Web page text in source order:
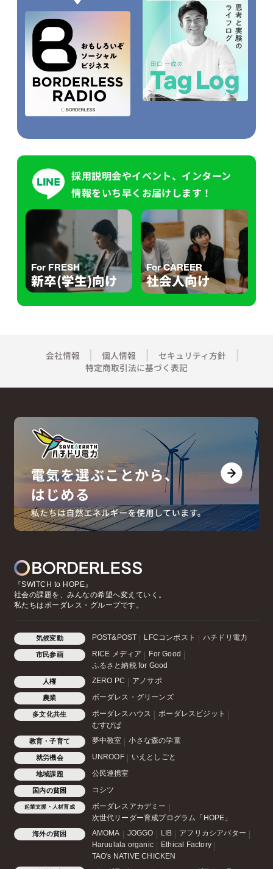
採用説明会やイベント、インターン
情報をいち早くお届けします！
For FRESH
新卒(学生)向け
For CAREER
社会人向け
会社情報 個人情報
セキュリティ方針
特定商取引法に基づく表記
『SWITCH to HOPE』
社会の課題を、みんなの希望へ変えていく。
私たちはボーダレス・グループです。
気候変動 POST&POST LFCコンポスト ハチドリ電力
市民参画 RICE メディア
For Good
ふるさと納税 for Good
人権 ZERO PC アノサポ
農業 ボーダレス・グリーンズ
多文化共生 ボーダレスハウス
ボーダレスビジット
むすびば
教育・子育て 夢中教室 小さな森の学童
就労機会 UNROOF いえとしごと
地域課題 公民連携室
国内の貧困 コシツ
起業支援・人材育成
ボーダレスアカデミー
次世代リーダー育成プログラム「HOPE」
海外の貧困 AMOMA JOGGO LIB
アフリカシアバター
Haruulala organic
Ethical Factory
TAO's NATIVE CHICKEN